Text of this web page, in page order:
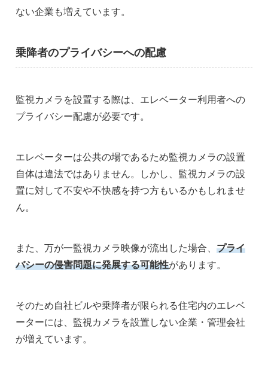
ない企業も増えています。
乗降者のプライバシーへの配慮
監視カメラを設置する際は、エレベーター利用者への
プライバシー配慮が必要です。
エレベーターは公共の場であるため監視カメラの設置
自体は違法ではありません。しかし、監視カメラの設
置に対して不安や不快感を持つ方もいるかもしれませ
ん。
また、万が一監視カメラ映像が流出した場合、プライ
バシーの侵害問題に発展する可能性があります。
そのため自社ビルや乗降者が限られる住宅内のエレベ
ーターには、監視カメラを設置しない企業・管理会社
が増えています。